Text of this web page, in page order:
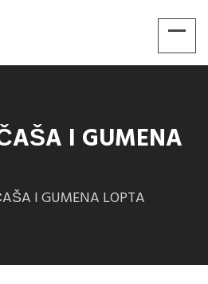
I GUMENA
I GUMENA LOPTA